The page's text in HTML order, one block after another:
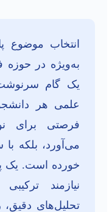
انتخاب موضوع
به‌ویژه در حوزه
یک گام
علمی هر
فرصتی برای
می‌آورد، بلکه
خورده است. یک
نیازمند
تحلیل‌های دقیق،